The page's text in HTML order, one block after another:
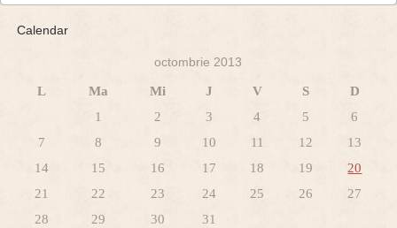
Calendar
octombrie 2013
L Ma Mi J V S
D
1
2 3 4 5
6
7
8 9 10 11 12
13
14
15 16 17 18 19
20
21
22 23 24 25 26
27
28
29 30 31